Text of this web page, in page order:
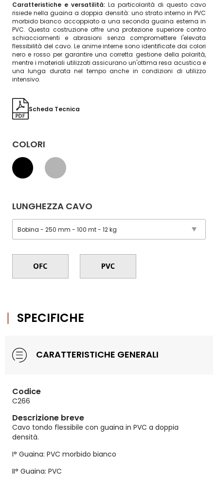
Caratteristiche e versatilità: La particolarità di questo cavo
risiede nella guaina a doppia densità: uno strato interno in PVC
morbido bianco accoppiato a una seconda guaina esterna in
PVC. Questa costruzione offre una protezione superiore contro
schiacciamenti e abrasioni senza compromettere l'elevata
flessibilità del cavo. Le anime interne sono identificate dai colori
nero e rosso per garantire una corretta gestione della polarità,
mentre i materiali utilizzati assicurano un'ottima resa acustica e
una lunga durata nel tempo anche in condizioni di utilizzo
intensivo.
Scheda Tecnica
COLORI
LUNGHEZZA CAVO
SPECIFICHE
CARATTERISTICHE GENERALI
Codice
C266
Descrizione breve
Cavo tondo flessibile con guaina in PVC a doppia
densità.
I° Guaina: PVC morbido bianco
II° Guaina: PVC